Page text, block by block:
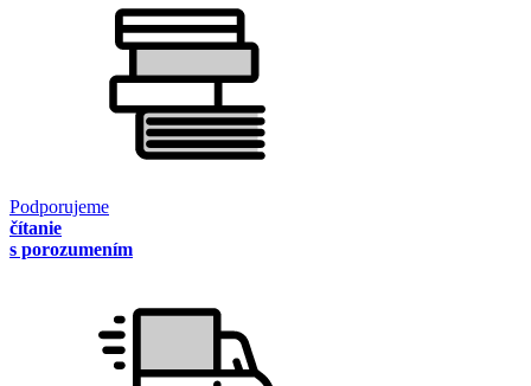
Podporujeme
čítanie
s porozumením